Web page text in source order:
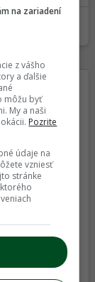
na zariadení
z vášho
a ďalšie
môžu byť
My a naši
Pozrite
údaje na
vzniesť
stránke